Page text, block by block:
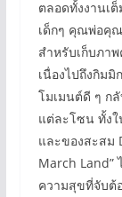
ตลอดทั้งงานเ
เด็กๆ คุณพ่อคุ
สำหรับเก็บภา
เนื่องไปถึงกิม
โมเมนต์ดี ๆ ก
แต่ละโซน ทั้ง
และของสะสม
March Land”
ความสุขที่จับต้